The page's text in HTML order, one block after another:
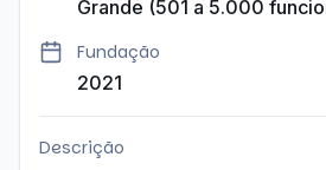
Grande (501 a 5.000
Fundação
2021
Descrição